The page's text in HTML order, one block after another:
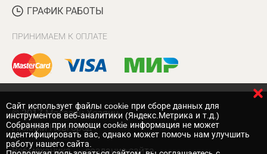
ГРАФИК РАБОТЫ
ПРИНИМАЕМ К ОПЛАТЕ
© 2017 Магазин Хозяин
Нижний Новгород
Вебмеханика — создание сайта
Cайт использует файлы cookie при сборе данных для
инструментов веб-аналитики (Яндекс.Метрика и т.д.)
Собранная при помощи cookie информация не может
идентифицировать вас, однако может помочь нам улучшить
работу нашего сайта.